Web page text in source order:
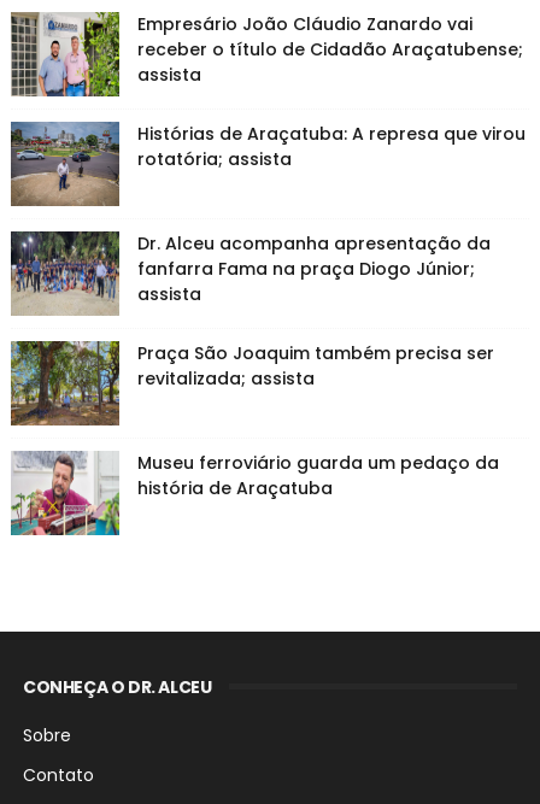
Empresário João Cláudio Zanardo vai
receber o título de Cidadão Araçatubense;
assista
Histórias de Araçatuba: A represa que virou
rotatória; assista
Dr. Alceu acompanha apresentação da
fanfarra Fama na praça Diogo Júnior;
assista
Praça São Joaquim também precisa ser
revitalizada; assista
Museu ferroviário guarda um pedaço da
história de Araçatuba
CONHEÇA O DR. ALCEU
Sobre
Contato